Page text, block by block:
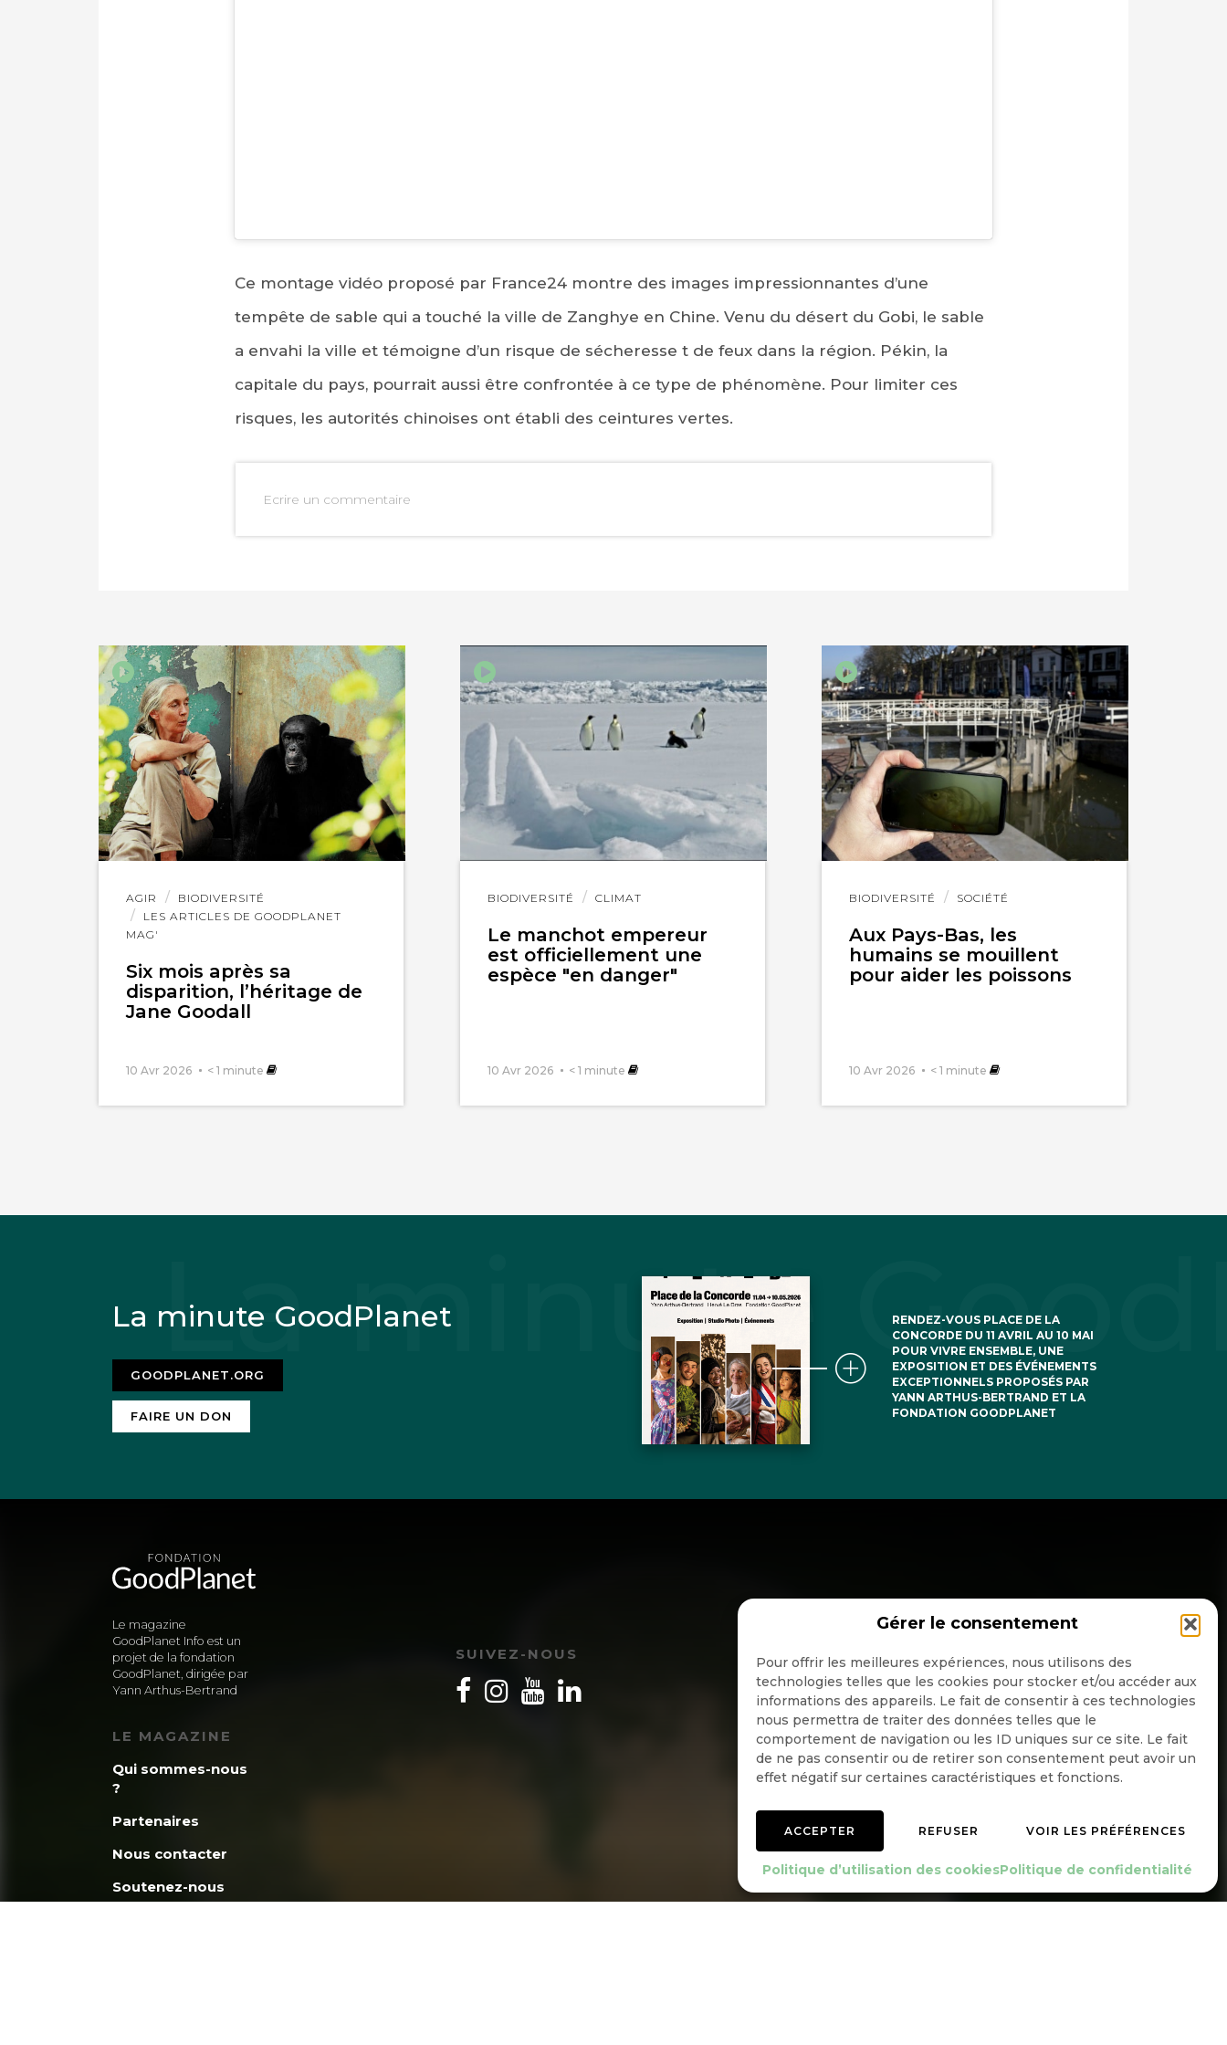
Gérer le consentement
Pour offrir les meilleures expériences, nous utilisons des
technologies telles que les cookies pour stocker et/ou accéder aux
informations des appareils. Le fait de consentir à ces technologies
nous permettra de traiter des données telles que le
comportement de navigation ou les ID uniques sur ce site. Le fait
de ne pas consentir ou de retirer son consentement peut avoir un
effet négatif sur certaines caractéristiques et fonctions.
ACCEPTER REFUSER VOIR LES PRÉFÉRENCES
Politique d’utilisation des cookiesPolitique de confidentialité
PARTAGER SUR FACEBOOK
IMPRIMER
Ce montage vidéo proposé par France24 montre des images impressionnantes d’une
tempête de sable qui a touché la ville de Zanghye en Chine. Venu du désert du Gobi, le sable
a envahi la ville et témoigne d’un risque de sécheresse t de feux dans la région. Pékin, la
capitale du pays, pourrait aussi être confrontée à ce type de phénomène. Pour limiter ces
risques, les autorités chinoises ont établi des ceintures vertes.
Ecrire un commentaire
AGIR
BIODIVERSITÉ
LES ARTICLES DE GOODPLANET
MAG'
Six mois après sa
disparition, l’héritage de
Jane Goodall
10 Avr 2026 < 1 minute
Lire
l'article
BIODIVERSITÉ CLIMAT
Le manchot empereur
est officiellement une
espèce "en danger"
10 Avr 2026 < 1 minute
Lire
BIODIVERSITÉ SOCIÉTÉ
Aux Pays-Bas, les
humains se mouillent
pour aider les poissons
10 Avr 2026 < 1 minute
Lire
La minute GoodPlanet
GOODPLANET.ORG
FAIRE UN DON
RENDEZ-VOUS PLACE DE LA
CONCORDE DU 11 AVRIL AU 10 MAI
POUR VIVRE ENSEMBLE, UNE
EXPOSITION ET DES ÉVÉNEMENTS
EXCEPTIONNELS PROPOSÉS PAR
YANN ARTHUS-BERTRAND ET LA
FONDATION GOODPLANET
Le magazine
GoodPlanet Info est un
projet de la fondation
GoodPlanet, dirigée par
Yann Arthus-Bertrand
LE MAGAZINE
Qui sommes-nous
?
Partenaires
Nous contacter
Soutenez-nous
SUIVEZ-NOUS
INSCRIPTION NEWSLETTER
Quotidienne
Hebdo
OK